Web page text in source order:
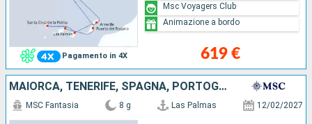
Pagamento in 4X 619 €
Msc Voyagers Club
Animazione a bordo
MAIORCA, TENERIFE, SPAGNA, PORTOGALLO, LANZAROTE
MSC Fantasia 8 g Las Palmas 12/02/2027